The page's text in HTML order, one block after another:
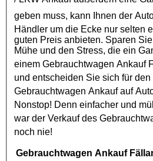
geben muss, kann Ihnen der
Händler um die Ecke nur selten
guten Preis anbieten. Sparen
Mühe und den Stress, die ein
einem Gebrauchtwagen Ankauf
und entscheiden Sie sich für den
Gebrauchtwagen Ankaufauf
Nonstop! Denn einfacher und
war der Verkauf des
noch nie!
Gebrauchtwagen Ankauf